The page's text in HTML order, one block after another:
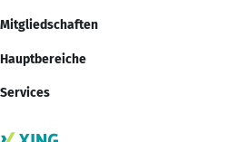
Mitgliedschaften
Hauptbereiche
Services